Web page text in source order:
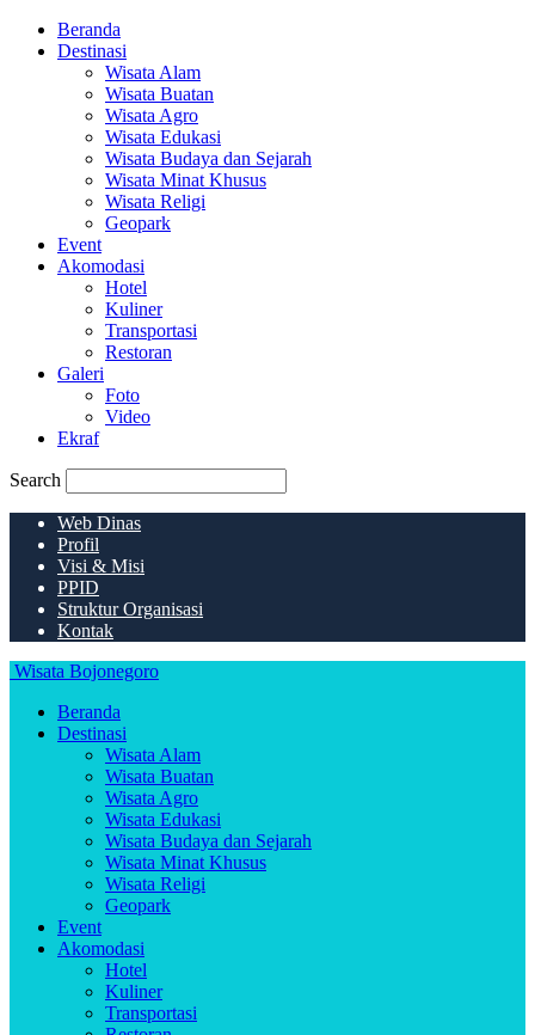
Beranda
Destinasi
Wisata Alam
Wisata Buatan
Wisata Agro
Wisata Edukasi
Wisata Budaya dan Sejarah
Wisata Minat Khusus
Wisata Religi
Geopark
Event
Akomodasi
Hotel
Kuliner
Transportasi
Restoran
Galeri
Foto
Video
Ekraf
Search
Web Dinas
Profil
Visi & Misi
PPID
Struktur Organisasi
Kontak
Wisata Bojonegoro
Beranda
Destinasi
Wisata Alam
Wisata Buatan
Wisata Agro
Wisata Edukasi
Wisata Budaya dan Sejarah
Wisata Minat Khusus
Wisata Religi
Geopark
Event
Akomodasi
Hotel
Kuliner
Transportasi